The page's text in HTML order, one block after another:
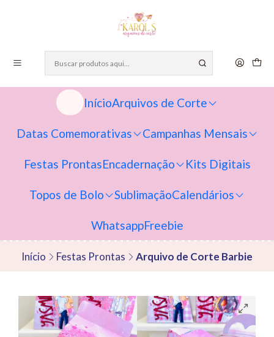
InícioArquivos de Corte
Datas Comemorativas Campanhas Mensais
Festas ProntasEncadernação Kits Digitais
Topos de Bolo SublimaçãoCalendários
WhatsappFreebie
Início Festas Prontas Arquivo de Corte Barbie